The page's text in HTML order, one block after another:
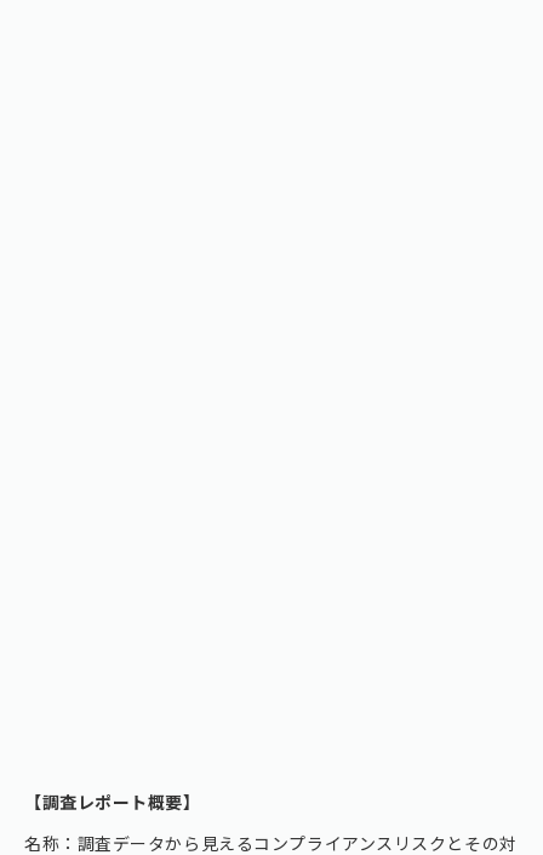
【調査レポート概要】
名称：調査データから見えるコンプライアンスリスクとその対